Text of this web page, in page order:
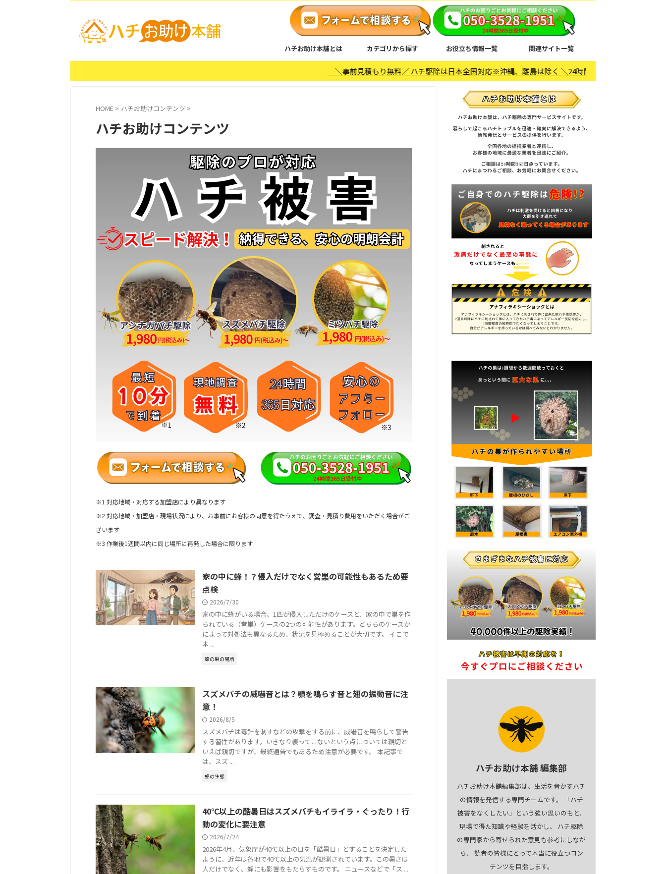
ハチお助け本舗とは カテゴリから探す お役立ち情報一覧 関連サイト一覧
＼事前見積もり無料／ ハチ駆除は日本全国対応※沖縄、離島は除く ＼24時間365日受付中／
HOME > ハチお助けコンテンツ >
ハチお助けコンテンツ
※1 対応地域・対応する加盟店により異なります
※2 対応地域・加盟店・現場状況により、お事前にお客様の同意を得たうえで、 調査・見積り費用をいただく場合がご
ざいます
※3 作業後1週間以内に同じ場所に再発した場合に限ります
家の中に蜂！？侵入だけでなく営巣の可能性もあるため要
点検
2026/7/30
家の中に蜂がいる場合、1匹が侵入しただけのケースと、家の中で巣を作
られている（営巣）ケースの2つの可能性があります。どちらのケースか
によって対処法も異なるため、状況を見極めることが大切です。 そこで
本 ...
蜂の巣の場所
スズメバチの威嚇音とは？顎を鳴らす音と翅の振動音に注
意！
2026/8/5
スズメバチは毒針を刺すなどの攻撃をする前に、威嚇音を鳴らして警告
する習性があります。いきなり襲ってこないという点については親切と
いえば親切ですが、最終通告でもあるため注意が必要です。 本記事で
は、スズ ...
蜂の生態
40℃以上の酷暑日はスズメバチもイライラ・ぐったり！行
動の変化に要注意
2026/7/24
2026年4月、気象庁が40℃以上の日を「酷暑日」とすることを決定した
ように、近年は各地で40℃以上の気温が観測されています。この暑さは
人だけでなく、蜂にも影響をもたらすものです。 ニュースなどで「ス ...
ハチお助け本舗 編集部
ハチお助け本舗編集部は、生活を脅かすハチ
の情報を発信する専門チームです。 「ハチ
被害をなくしたい」という強い思いのもと、
現場で得た知識や経験を活かし、 ハチ駆除
の専門家から寄せられた意見も参考にしなが
ら、 読者の皆様にとって本当に役立つコン
テンツを目指します。